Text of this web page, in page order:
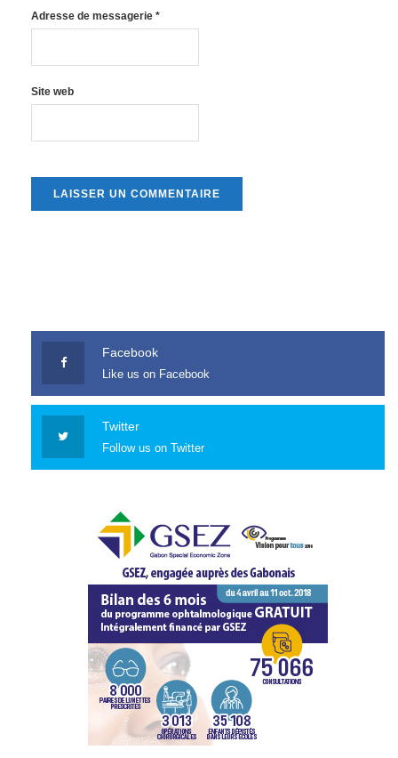
Adresse de messagerie *
Site web
Facebook
Like us on Facebook
Twitter
Follow us on Twitter